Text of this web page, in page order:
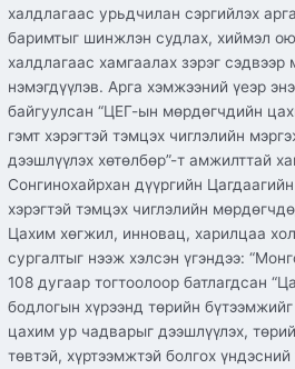
халдлагаас урьдчилан сэргийлэх
баримтыг шинжлэн судлах, хиймэл
халдлагаас хамгаалах зэрэг сэдвээр
нэмэгдүүлэв. Арга хэмжээний үеэр
байгуулсан “ЦЕГ-ын мөрдөгчдийн
гэмт хэрэгтэй тэмцэх чиглэлийн
дээшлүүлэх хөтөлбөр”-т амжилттай
Сонгинохайрхан дүүргийн
хэрэгтэй тэмцэх чиглэлийн
Цахим хөгжил, инновац, харилцаа
сургалтыг нээж хэлсэн үгэндээ:
108 дугаар тогтоолоор батлагдсан
бодлогын хүрээнд төрийн бүтээмжийг
цахим ур чадварыг дээшлүүлэх,
төвтэй, хүртээмжтэй болгох